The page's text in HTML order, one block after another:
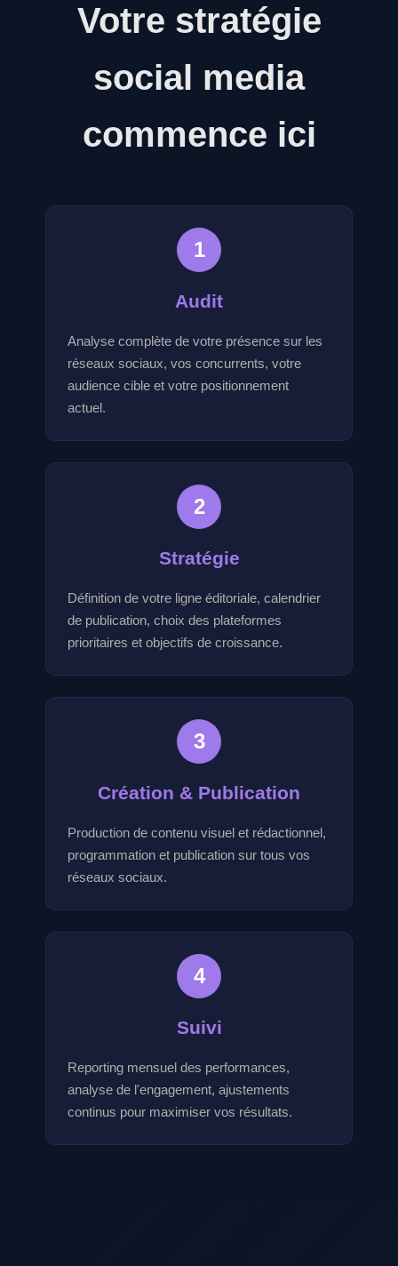
Votre stratégie
social media
commence ici
1
Audit
Analyse complète de votre présence sur les
réseaux sociaux, vos concurrents, votre
audience cible et votre positionnement
actuel.
2
Stratégie
Définition de votre ligne éditoriale, calendrier
de publication, choix des plateformes
prioritaires et objectifs de croissance.
3
Création & Publication
Production de contenu visuel et rédactionnel,
programmation et publication sur tous vos
réseaux sociaux.
4
Suivi
Reporting mensuel des performances,
analyse de l'engagement, ajustements
continus pour maximiser vos résultats.